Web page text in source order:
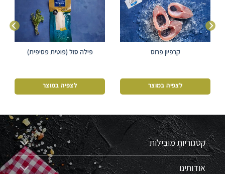
קרפיון פרוס
לצפיה במוצר
פילה סול (פוטית פסיפית)
לצפיה במוצר
קטגוריות מובילות
אודותינו